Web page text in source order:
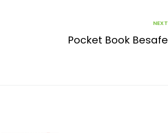
NEXT
Pocket Book Besafe